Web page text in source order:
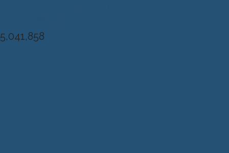
5,041,858